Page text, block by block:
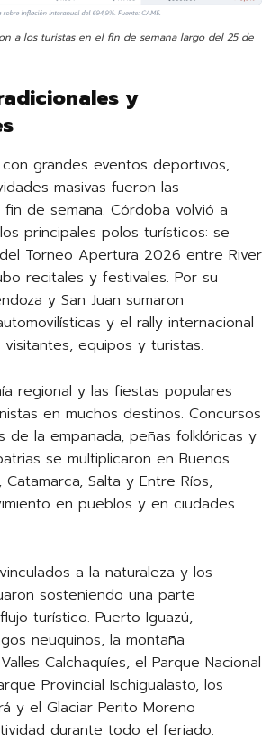
a los turistas en el fin de semana largo del 25 de
y
grandes eventos deportivos,
masivas fueron las
de semana. Córdoba volvió a
principales polos turísticos: se
Torneo Apertura 2026 entre River
recitales y festivales. Por su
y San Juan sumaron
y el rally internacional
visitantes, equipos y turistas.
regional y las fiestas populares
en muchos destinos. Concursos
de la empanada, peñas folklóricas y
se multiplicaron en Buenos
Catamarca, Salta y Entre Ríos,
en pueblos y en ciudades
a la naturaleza y los
sosteniendo una parte
turístico. Puerto Iguazú,
neuquinos, la montaña
Calchaquíes, el Parque Nacional
Provincial Ischigualasto, los
y el Glaciar Perito Moreno
durante todo el feriado.